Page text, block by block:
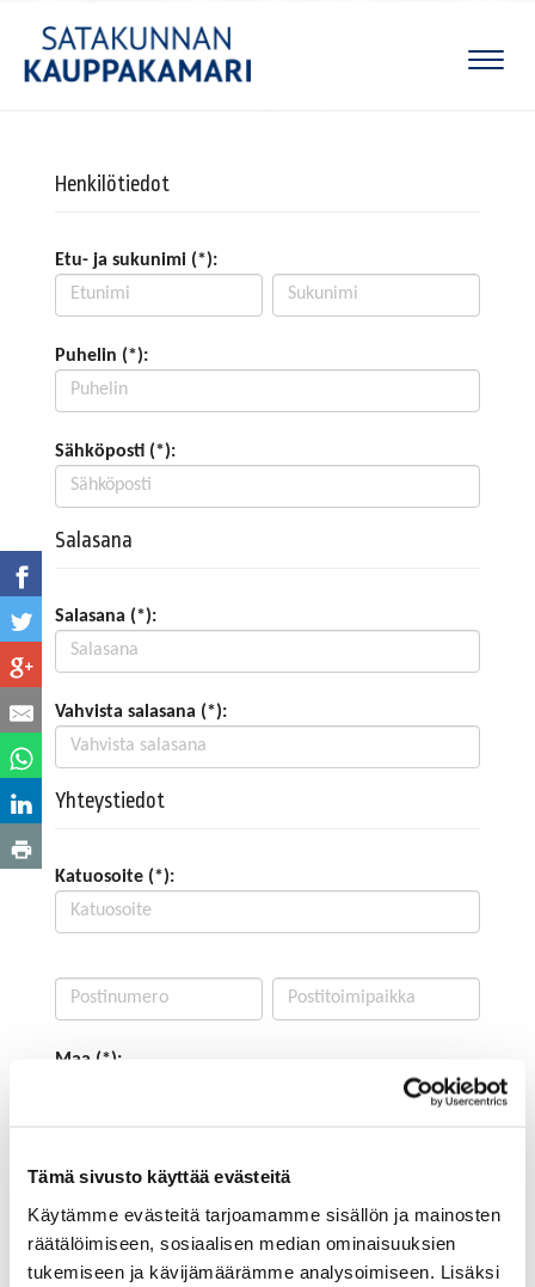
Tämä sivusto käyttää evästeitä
Käytämme evästeitä tarjoamamme sisällön ja mainosten
räätälöimiseen, sosiaalisen median ominaisuuksien
tukemiseen ja kävijämäärämme analysoimiseen. Lisäksi
Henkilötiedot
Etu- ja sukunimi (*):
Puhelin (*):
Sähköposti (*):
Salasana
Salasana (*):
Vahvista salasana (*):
Yhteystiedot
Katuosoite (*):
Maa (*):
Haluan tilata Satakunnan kauppakamari
uutiskirjeen
Olen lukenut Satakunnan kauppakamarin
tietosuojaselosteenja hyväksyn henkilötietojeni